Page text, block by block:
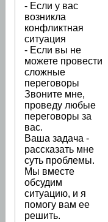
- Если у вас
возникла
конфликтная
ситуация
- Если вы не
можете провести
сложные
переговоры
Звоните мне,
проведу любые
переговоры за
вас.
Ваша задача -
рассказать мне
суть проблемы.
Мы вместе
обсудим
ситуацию, и я
помогу вам ее
решить.